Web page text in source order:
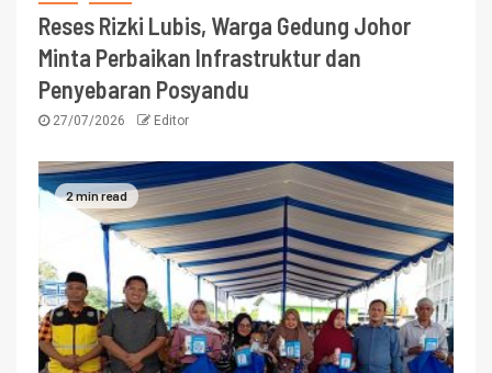
Reses Rizki Lubis, Warga Gedung Johor
Minta Perbaikan Infrastruktur dan
Penyebaran Posyandu
27/07/2026 Editor
2 min read